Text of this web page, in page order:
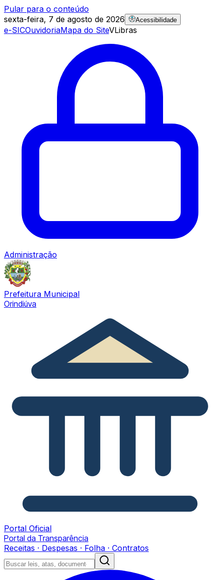
Pular para o conteúdo
sexta-feira, 7 de agosto de 2026
Acessibilidade
e-SICOuvidoriaMapa do SiteVLibras
Administração
Prefeitura Municipal
Orindiúva
Portal Oficial
Portal da Transparência
Receitas · Despesas · Folha · Contratos